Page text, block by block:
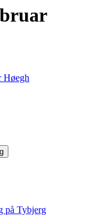
Høegh
på Tybjerg